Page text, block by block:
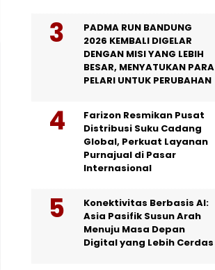
PADMA RUN BANDUNG
2026 KEMBALI DIGELAR
DENGAN MISI YANG LEBIH
BESAR, MENYATUKAN PARA
PELARI UNTUK PERUBAHAN
Farizon Resmikan Pusat
Distribusi Suku Cadang
Global, Perkuat Layanan
Purnajual di Pasar
Internasional
Konektivitas Berbasis AI:
Asia Pasifik Susun Arah
Menuju Masa Depan
Digital yang Lebih Cerdas